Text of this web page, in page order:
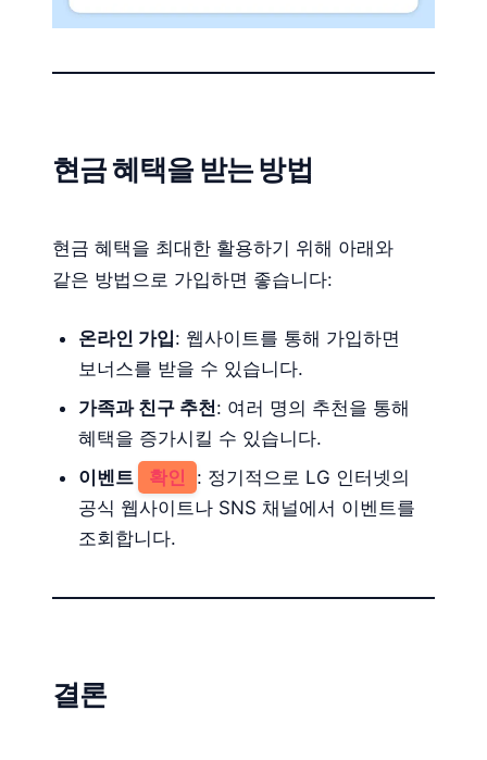
현금 혜택을 받는 방법
현금 혜택을 최대한 활용하기 위해 아래와
같은 방법으로 가입하면 좋습니다:
온라인 가입: 웹사이트를 통해 가입하면
보너스를 받을 수 있습니다.
가족과 친구 추천: 여러 명의 추천을 통해
혜택을 증가시킬 수 있습니다.
이벤트
확인
: 정기적으로 LG 인터넷의
공식 웹사이트나 SNS 채널에서 이벤트를
조회합니다.
결론